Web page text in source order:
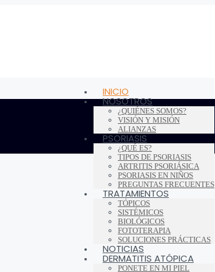
INICIO
NOSOTROS
¿QUIÉNES SOMOS?
VISIÓN Y MISIÓN
ALIANZAS
PSORIASIS
¿QUÉ ES?
TIPOS DE PSORIASIS
ARTRITIS PSORIÁSICA
PSORIASIS EN NIÑOS
PREGUNTAS FRECUENTES
TRATAMIENTOS
TÓPICOS
SISTÉMICOS
BIOLÓGICOS
FOTOTERAPIA
SOLUCIONES PRÁCTICAS
NOTICIAS
DERMATITIS ATÓPICA
PONETE EN MI PIEL